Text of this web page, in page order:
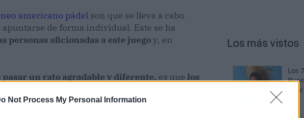
Not Process My Personal Information
americano pádel son que se lleva a cabo
de forma individual. Este se ha
personas aficionadas a este juegoy, en
pasar un rato agradable y diferente, es que los
este tipo de actividad es elClub Tennis
Los más vistos
Los
peor